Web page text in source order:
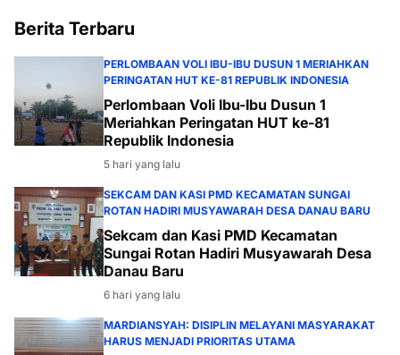
Berita Terbaru
PERLOMBAAN VOLI IBU-IBU DUSUN 1 MERIAHKAN
PERINGATAN HUT KE-81 REPUBLIK INDONESIA
Perlombaan Voli Ibu-Ibu Dusun 1
Meriahkan Peringatan HUT ke-81
Republik Indonesia
5 hari yang lalu
SEKCAM DAN KASI PMD KECAMATAN SUNGAI
ROTAN HADIRI MUSYAWARAH DESA DANAU BARU
Sekcam dan Kasi PMD Kecamatan
Sungai Rotan Hadiri Musyawarah Desa
Danau Baru
6 hari yang lalu
MARDIANSYAH: DISIPLIN MELAYANI MASYARAKAT
HARUS MENJADI PRIORITAS UTAMA